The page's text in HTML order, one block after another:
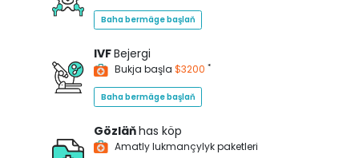
Baha bermäge başlaň
IVFBejergi
Bukja başla $3200 *
Baha bermäge başlaň
Gözläňhas köp
Amatly lukmançylyk paketleri